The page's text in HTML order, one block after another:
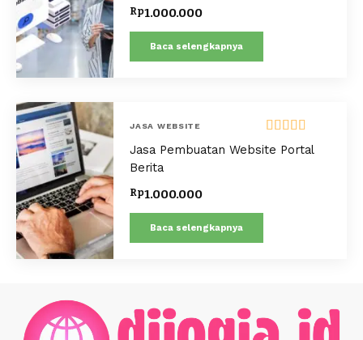
Rp1.000.000
Baca selengkapnya
JASA WEBSITE
Dinilai5.00
dari 5
Jasa Pembuatan Website Portal
Berita
Rp1.000.000
Baca selengkapnya